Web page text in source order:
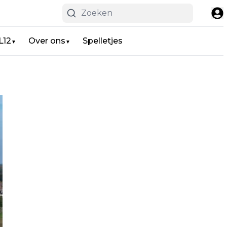
▼ Over ons ▼ Spelletjes